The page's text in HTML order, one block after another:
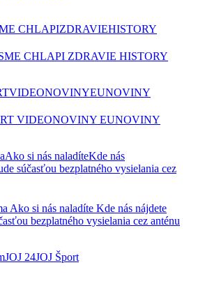
CHLAPIZDRAVIEHISTORY
CHLAPI ZDRAVIE HISTORY
VIDEONOVINYEUNOVINY
VIDEONOVINY EUNOVINY
Ako si nás naladíteKde nás
súčasťou bezplatného vysielania cez
Ako si nás naladíte Kde nás nájdete
bezplatného vysielania cez anténu
JOJ 24JOJ Šport